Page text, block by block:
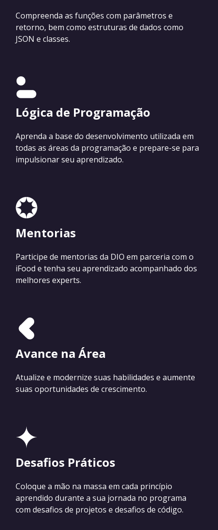
Compreenda as funções com parâmetros e
retorno, bem como estruturas de dados como
JSON e classes.
Lógica de Programação
Aprenda a base do desenvolvimento utilizada em
todas as áreas da programação e prepare-se para
impulsionar seu aprendizado.
Mentorias
Participe de mentorias da DIO em parceria com o
iFood e tenha seu aprendizado acompanhado dos
melhores experts.
Avance na Área
Atualize e modernize suas habilidades e aumente
suas oportunidades de crescimento.
Desafios Práticos
Coloque a mão na massa em cada princípio
aprendido durante a sua jornada no programa
com desafios de projetos e desafios de código.